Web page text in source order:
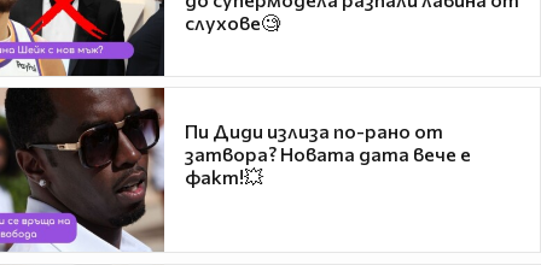
слухове🧐
Пи Диди излиза по-рано от
затвора? Новата дата вече е
факт!💥